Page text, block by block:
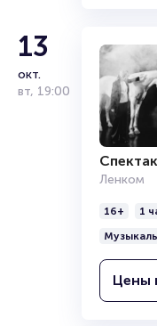
13
окт.
вт, 19:00
Ленком
16+ 1
Цены